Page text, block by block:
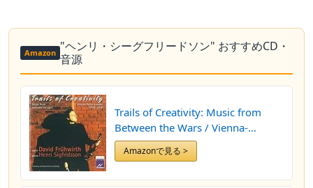
Amazon "ヘンリ・シーグフリードソン" おすすめCD・
音源
Trails of Creativity: Music from
Between the Wars / Vienna-
London-Berlin 1918-1938 by
David Fruhwirth (2003-02-11)
Amazonで見る >